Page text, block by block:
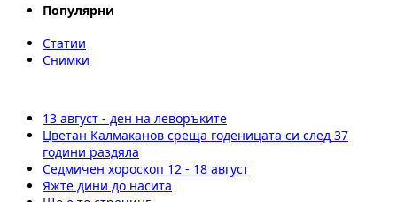
Популярни
Статии
Снимки
13 август - ден на леворъките
Цветан Калмаканов среща годеницата си след 37
години раздяла
Седмичен хороскоп 12 - 18 август
Яжте дини до насита